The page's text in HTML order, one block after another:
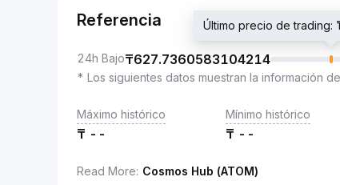
Referencia
24h Bajo₸627.7360583104214
Último precio de
* Los siguientes datos muestran la información
Máximo histórico
₸ --
Mínimo histórico
₸ --
Read More: Cosmos Hub (ATOM)